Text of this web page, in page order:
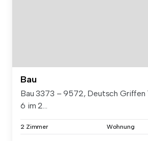
Bau
Bau 3373 – 9572, Deutsch Griffen
6 im 2...
2 Zimmer Wohnung